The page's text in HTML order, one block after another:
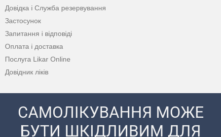
Довідка і Служба резервування
Застосунок
Запитання і відповіді
Оплата і доставка
Послуга Likar Online
Довідник ліків
САМОЛІКУВАННЯ МОЖЕ
БУТИ ШКІДЛИВИМ ДЛЯ